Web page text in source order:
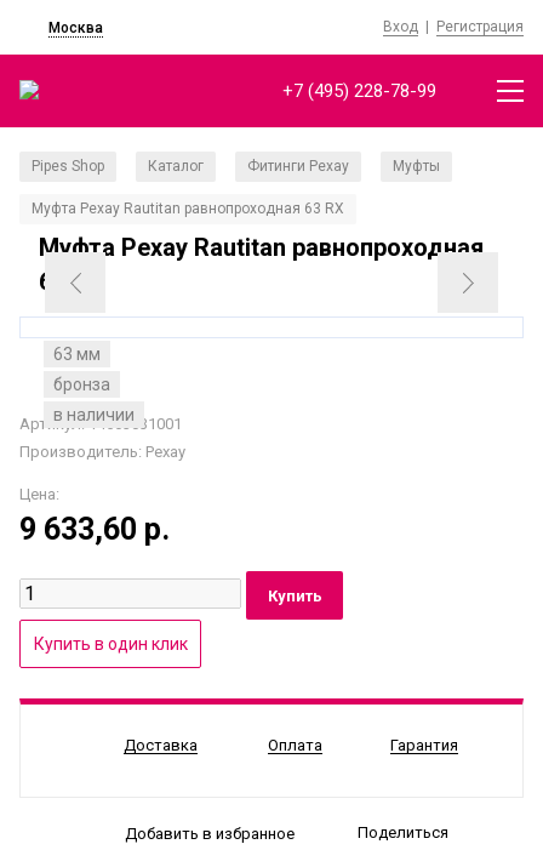
Москва Вход | Регистрация
+7 (495) 228-78-99
Pipes Shop Каталог Фитинги Рехау Муфты
Муфта Рехау Rautitan равнопроходная 63 RХ
Муфта Рехау Rautitan равнопроходная
63 RХ
63 мм
бронза
в наличии
Артикул: 14563031001
Производитель: Рехау
Цена:
9 633,60 р.
Доставка Оплата Гарантия
Добавить в избранное Поделиться